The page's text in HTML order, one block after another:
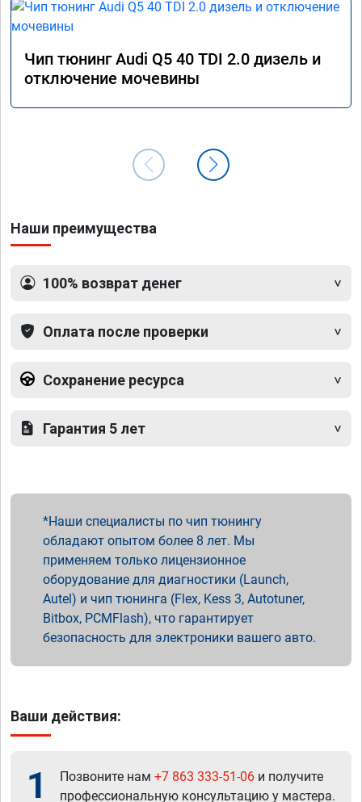
Чип тюнинг Audi Q5 40 TDI 2.0 дизель и
отключение мочевины
Наши преимущества
100% возврат денег
Оплата после проверки
Сохранение ресурса
Гарантия 5 лет
Наши специалисты по чип тюнингу
обладают опытом более 8 лет. Мы
применяем только лицензионное
оборудование для диагностики (Launch,
Autel) и чип тюнинга (Flex, Kess 3, Autotuner,
Bitbox, PCMFlash), что гарантирует
безопасность для электроники вашего авто.
Ваши действия:
1 Позвоните нам +7 863 333-51-06 и получите
профессиональную консультацию у мастера.